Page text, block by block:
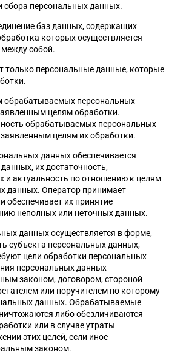
сбора персональных данных.
баз данных, содержащих
которых осуществляется
собой.
только персональные данные, которые
обрабатываемых персональных
целям обработки.
обрабатываемых персональных
целям их обработки.
данных обеспечивается
их достаточность,
и актуальность по отношению к целям
данных. Оператор принимает
их принятие
неполных или неточных данных.
данных осуществляется в форме,
субъекта персональных данных,
цели обработки персональных
персональных данных
законом, договором, стороной
или поручителем по которому
данных. Обрабатываемые
либо обезличиваются
или в случае утраты
этих целей, если иное
законом.